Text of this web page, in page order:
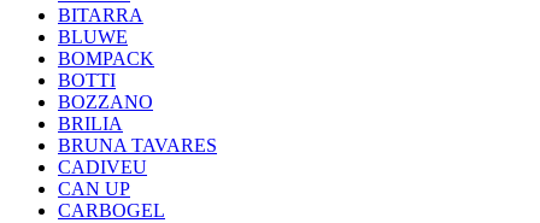
BITARRA
BLUWE
BOMPACK
BOTTI
BOZZANO
BRILIA
BRUNA TAVARES
CADIVEU
CAN UP
CARBOGEL